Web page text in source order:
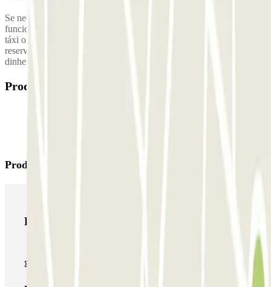
Se necessitar do serviço de transporte fora do horário de
funcionamento do nosso serviço de transporte, terá de apanhar um
táxi ou um VTC para chegar ao hotel. Se exceder a hora da sua
reserva, dirija-se à receção do hotel para pagar a diferença em
dinheiro ou com cartão de crédito.
Produtos disponíveis
Produtos Parclick
Produtos Parclick